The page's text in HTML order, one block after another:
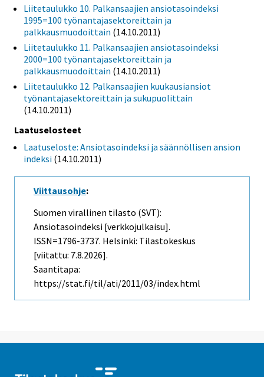
Liitetaulukko 10. Palkansaajien ansiotasoindeksi
1995=100 työnantajasektoreittain ja
palkkausmuodoittain (14.10.2011)
Liitetaulukko 11. Palkansaajien ansiotasoindeksi
2000=100 työnantajasektoreittain ja
palkkausmuodoittain (14.10.2011)
Liitetaulukko 12. Palkansaajien kuukausiansiot
työnantajasektoreittain ja sukupuolittain
(14.10.2011)
Laatuselosteet
Laatuseloste: Ansiotasoindeksi ja säännöllisen ansion
indeksi (14.10.2011)
Viittausohje:
Suomen virallinen tilasto (SVT):
Ansiotasoindeksi [verkkojulkaisu].
ISSN=1796-3737. Helsinki: Tilastokeskus
[viitattu: 7.8.2026].
Saantitapa:
https://stat.fi/til/ati/2011/03/index.html